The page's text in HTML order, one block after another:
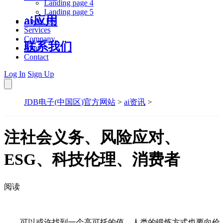
ai应用
联系我们
Landing page 4
Landing page 5
About Us
Services
Company
Blog
Contact
Log In Sign Up
JDB电子(中国区)官方网站 > ai资讯 >
注社会义务、风险应对、
ESG、科技伦理、消费者
阅读